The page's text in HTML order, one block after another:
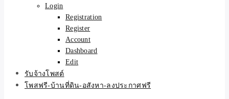
Login
Registration
Register
Account
Dashboard
Edit
รับจ้างโพสต์
โพสฟรี-บ้านที่ดิน-อสังหา-ลงประกาศฟรี